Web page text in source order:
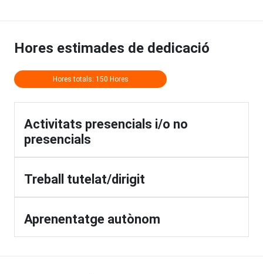
Hores estimades de dedicació
Hores totals: 150 Hores
Activitats presencials i/o no
presencials
Treball tutelat/dirigit
Aprenentatge autònom